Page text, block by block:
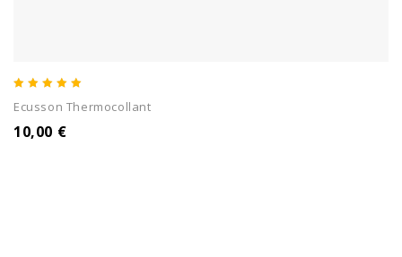
out of 5
Ecusson Thermocollant
10,00 €